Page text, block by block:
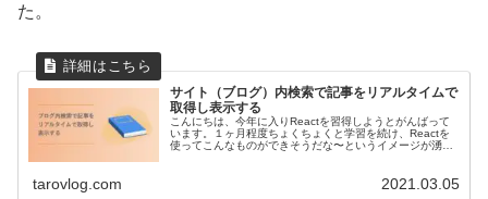
た。
サイト（ブログ）内検索で記事をリアルタイムで
取得し表示する
こんにちは、今年に入りReactを習得しようとがんばって
います。１ヶ月程度ちょくちょくと学習を続け、Reactを
使ってこんなものができそうだな〜というイメージが湧い
tarovlog.com 2021.03.05